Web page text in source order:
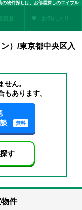
物件探しは、お部屋探しのエイブル
履歴 お気に入り
）/東京都中央区入
ん。
あります。
無料
す
件